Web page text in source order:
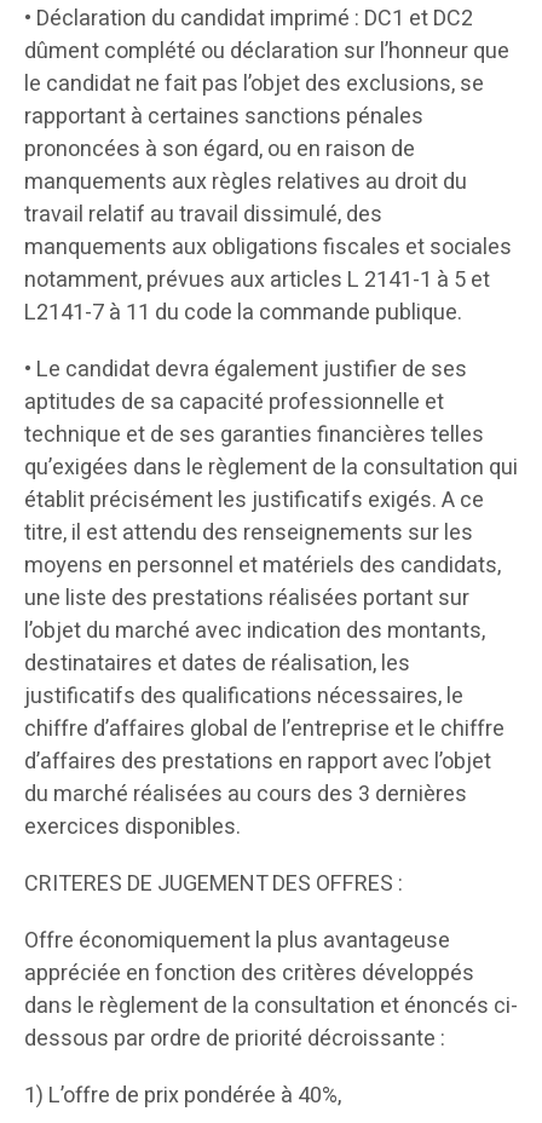
• Déclaration du candidat imprimé : DC1 et DC2
dûment complété ou déclaration sur l’honneur que
le candidat ne fait pas l’objet des exclusions, se
rapportant à certaines sanctions pénales
prononcées à son égard, ou en raison de
manquements aux règles relatives au droit du
travail relatif au travail dissimulé, des
manquements aux obligations fiscales et sociales
notamment, prévues aux articles L 2141-1 à 5 et
L2141-7 à 11 du code la commande publique.
• Le candidat devra également justifier de ses
aptitudes de sa capacité professionnelle et
technique et de ses garanties financières telles
qu’exigées dans le règlement de la consultation qui
établit précisément les justificatifs exigés. A ce
titre, il est attendu des renseignements sur les
moyens en personnel et matériels des candidats,
une liste des prestations réalisées portant sur
l’objet du marché avec indication des montants,
destinataires et dates de réalisation, les
justificatifs des qualifications nécessaires, le
chiffre d’affaires global de l’entreprise et le chiffre
d’affaires des prestations en rapport avec l’objet
du marché réalisées au cours des 3 dernières
exercices disponibles.
CRITERES DE JUGEMENT DES OFFRES :
Offre économiquement la plus avantageuse
appréciée en fonction des critères développés
dans le règlement de la consultation et énoncés ci-
dessous par ordre de priorité décroissante :
1) L’offre de prix pondérée à 40%,